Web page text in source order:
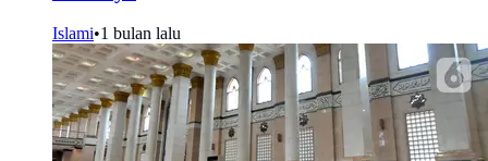
Islami•1 bulan lalu